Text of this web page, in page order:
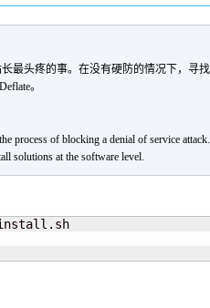
最头疼的事。在没有硬防的情况下，寻
。
process of blocking a denial of service
solutions at the software level.